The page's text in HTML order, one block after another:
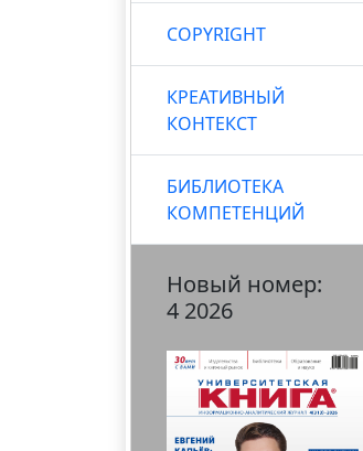
COPYRIGHT
КРЕАТИВНЫЙ
КОНТЕКСТ
БИБЛИОТЕКА
КОМПЕТЕНЦИЙ
Новый номер:
4 2026